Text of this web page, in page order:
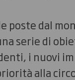
poste dal
serie di
i nuovi
alla